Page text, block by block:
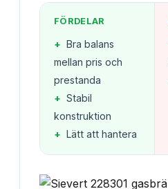
FÖRDELAR
+ Bra balans
mellan pris och
prestanda
+ Stabil
konstruktion
+ Lätt att hantera